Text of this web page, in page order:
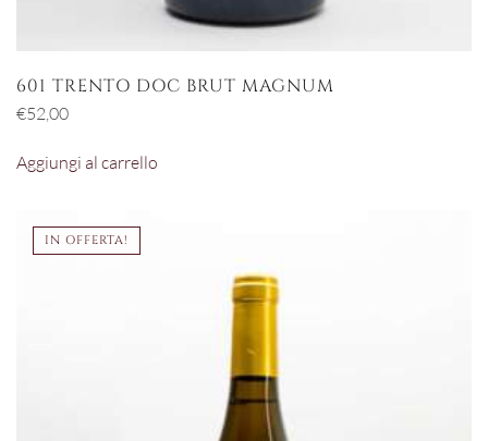
601 TRENTO DOC BRUT MAGNUM
€52,00
Aggiungi al carrello
IN OFFERTA!